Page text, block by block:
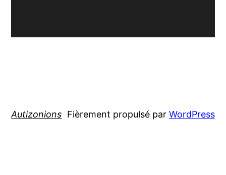
Autizonions Fièrement propulsé par WordPress